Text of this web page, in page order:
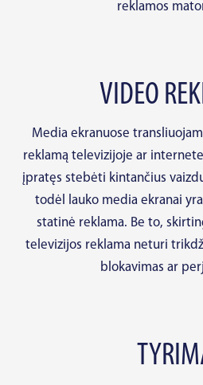
reklamos
VIDEO
Media ekranuose
reklamą televizijoje ar
įpratęs stebėti kintančius
todėl lauko media ekranai
statinė reklama. Be to,
televizijos reklama neturi
blokavimas ar